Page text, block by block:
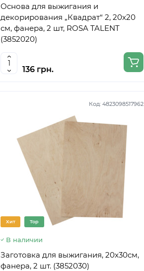
Основа для выжигания и
декорирования „Квадрат“ 2, 20х20
см, фанера, 2 шт, ROSA TALENT
(3852020)
136 грн.
Код: 4823098517962
Хит Top
В наличии
Заготовка для выжигания, 20x30см,
фанера, 2 шт. (3852030)